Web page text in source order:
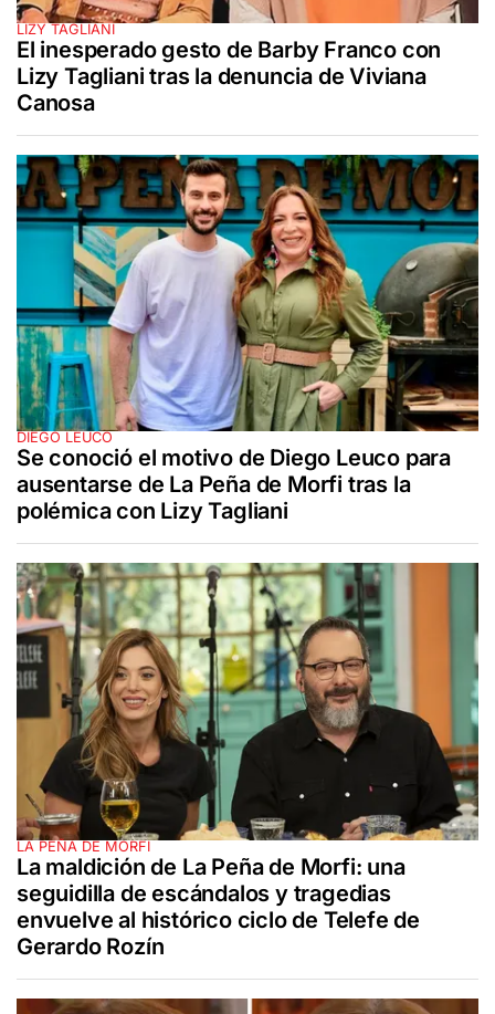
LIZY TAGLIANI
El inesperado gesto de Barby Franco con
Lizy Tagliani tras la denuncia de Viviana
Canosa
DIEGO LEUCO
Se conoció el motivo de Diego Leuco para
ausentarse de La Peña de Morfi tras la
polémica con Lizy Tagliani
LA PEÑA DE MORFI
La maldición de La Peña de Morfi: una
seguidilla de escándalos y tragedias
envuelve al histórico ciclo de Telefe de
Gerardo Rozín